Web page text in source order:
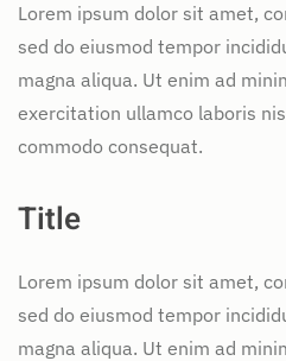
Lorem ipsum dolor sit amet,
sed do eiusmod tempor
magna aliqua. Ut enim ad
exercitation ullamco laboris
commodo consequat.
Title
Lorem ipsum dolor sit amet,
sed do eiusmod tempor
magna aliqua. Ut enim ad